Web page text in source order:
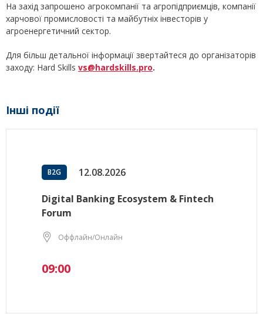
На захід запрошено агрокомпанії та агропідприємців, компанії
харчової промисловості та майбутніх інвесторів у
агроенергетичний сектор.
Для більш детальної інформації звертайтеся до організаторів
заходу: Hard Skills vs@hardskills.pro.
Інші події
B2G 12.08.2026
Digital Banking Ecosystem & Fintech
Forum
Оффлайн/Онлайн
09:00